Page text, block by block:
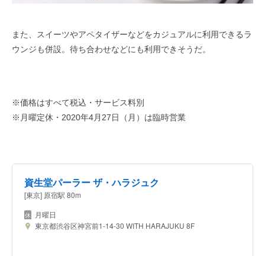
また、スイーツやアペタイザーなどをカジュアルに利用できるラ
ウンジも併設。待ち合わせなどにも利用できそうだ。
※価格はすべて税込・サービス料別
※月曜定休・2020年4月27日（月）は臨時営業
資生堂パーラー ザ・ハラジュク
[東京] 原宿駅 80m
月曜日
東京都渋谷区神宮前1-14-30 WITH HARAJUKU 8F